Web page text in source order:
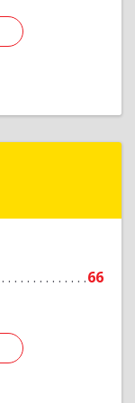
66
Подробнее